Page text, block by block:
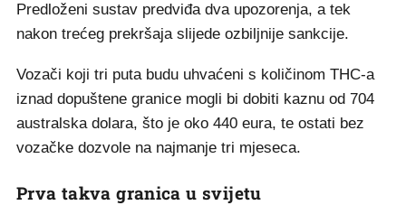
Predloženi sustav predviđa dva upozorenja, a tek
nakon trećeg prekršaja slijede ozbiljnije sankcije.
Vozači koji tri puta budu uhvaćeni s količinom THC-a
iznad dopuštene granice mogli bi dobiti kaznu od 704
australska dolara, što je oko 440 eura, te ostati bez
vozačke dozvole na najmanje tri mjeseca.
Prva takva granica u svijetu